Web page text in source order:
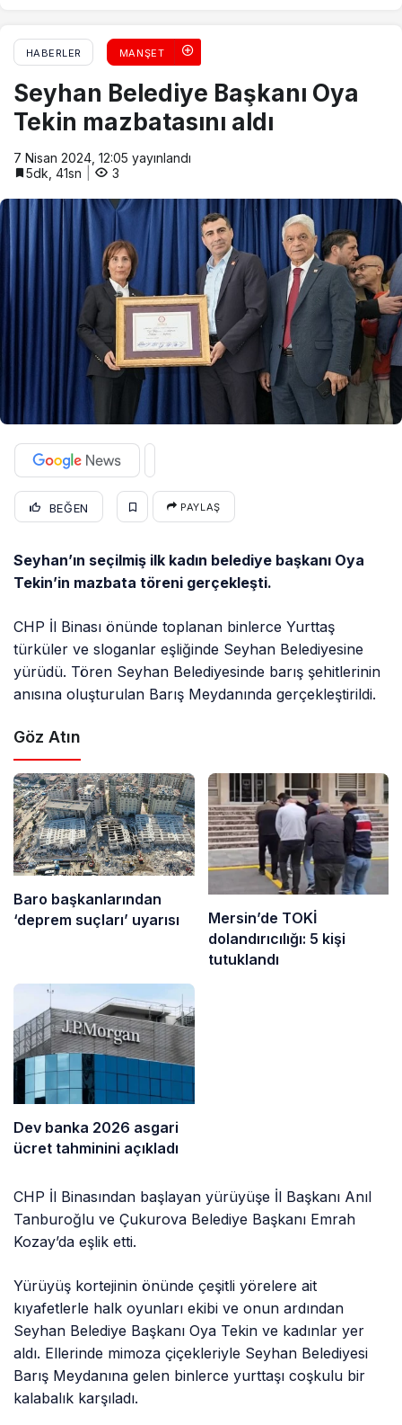
HABERLER MANŞET
Seyhan Belediye Başkanı Oya
Tekin mazbatasını aldı
7 Nisan 2024, 12:05 yayınlandı
5dk, 41sn
3
BEĞEN PAYLAŞ
Seyhan’ın seçilmiş ilk kadın belediye başkanı Oya
Tekin’in mazbata töreni gerçekleşti.
CHP İl Binası önünde toplanan binlerce Yurttaş
türküler ve sloganlar eşliğinde Seyhan Belediyesine
yürüdü. Tören Seyhan Belediyesinde barış şehitlerinin
anısına oluşturulan Barış Meydanında gerçekleştirildi.
Göz Atın
Baro başkanlarından
‘deprem suçları’ uyarısı
Mersin’de TOKİ
dolandırıcılığı: 5 kişi
tutuklandı
Dev banka 2026 asgari
ücret tahminini açıkladı
CHP İl Binasından başlayan yürüyüşe İl Başkanı Anıl
Tanburoğlu ve Çukurova Belediye Başkanı Emrah
Kozay’da eşlik etti.
Yürüyüş kortejinin önünde çeşitli yörelere ait
kıyafetlerle halk oyunları ekibi ve onun ardından
Seyhan Belediye Başkanı Oya Tekin ve kadınlar yer
aldı. Ellerinde mimoza çiçekleriyle Seyhan Belediyesi
Barış Meydanına gelen binlerce yurttaşı coşkulu bir
kalabalık karşıladı.